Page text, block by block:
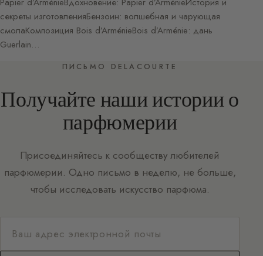
Papier d’ArménieВдохновение: Papier d’ArménieИстория и
секреты изготовленияБензоин: волшебная и чарующая
смолаКомпозиция Bois d’ArménieBois d’Arménie: дань
Guerlain…
ПИСЬМО DELACOURTE
Получайте наши истории о
парфюмерии
Присоединяйтесь к сообществу любителей
парфюмерии. Одно письмо в неделю, не больше,
чтобы исследовать искусство парфюма.